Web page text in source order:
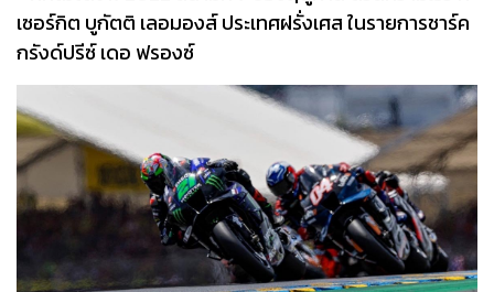
เซอร์กิต บูกัตติ เลอมองส์ ประเทศฝรั่งเศส ในรายการชาร์ค
กรังด์ปรีซ์ เดอ ฟรองซ์